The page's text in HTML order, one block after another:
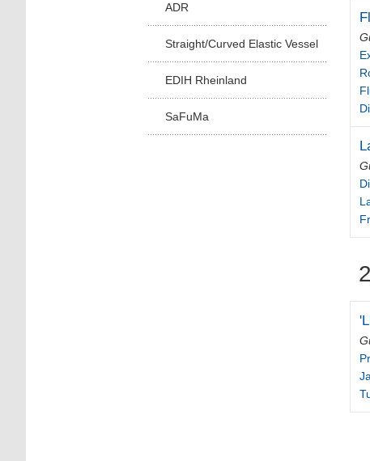
ADR
Straight/Curved Elastic Vessel
EDIH Rheinland
SaFuMa